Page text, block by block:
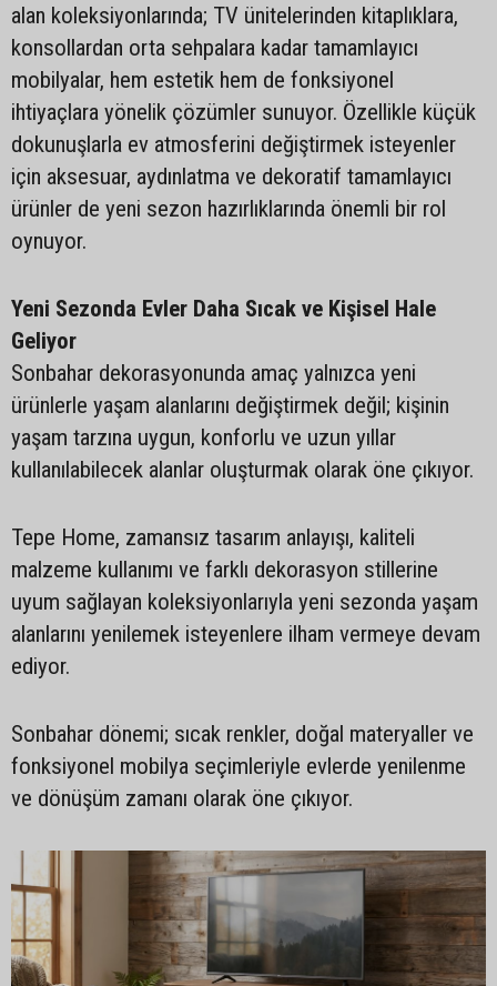
alan koleksiyonlarında; TV ünitelerinden kitaplıklara,
konsollardan orta sehpalara kadar tamamlayıcı
mobilyalar, hem estetik hem de fonksiyonel
ihtiyaçlara yönelik çözümler sunuyor. Özellikle küçük
dokunuşlarla ev atmosferini değiştirmek isteyenler
için aksesuar, aydınlatma ve dekoratif tamamlayıcı
ürünler de yeni sezon hazırlıklarında önemli bir rol
oynuyor.
Yeni Sezonda Evler Daha Sıcak ve Kişisel Hale
Geliyor
Sonbahar dekorasyonunda amaç yalnızca yeni
ürünlerle yaşam alanlarını değiştirmek değil; kişinin
yaşam tarzına uygun, konforlu ve uzun yıllar
kullanılabilecek alanlar oluşturmak olarak öne çıkıyor.
Tepe Home, zamansız tasarım anlayışı, kaliteli
malzeme kullanımı ve farklı dekorasyon stillerine
uyum sağlayan koleksiyonlarıyla yeni sezonda yaşam
alanlarını yenilemek isteyenlere ilham vermeye devam
ediyor.
Sonbahar dönemi; sıcak renkler, doğal materyaller ve
fonksiyonel mobilya seçimleriyle evlerde yenilenme
ve dönüşüm zamanı olarak öne çıkıyor.